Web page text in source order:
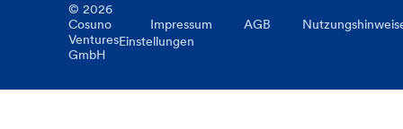
© 2026
Cosuno
Ventures
GmbH
Impressum AGB
Einstellungen